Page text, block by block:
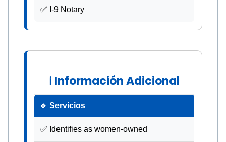
✅ I-9 Notary
ℹ Información Adicional
🔹 Servicios
✅ Identifies as women-owned